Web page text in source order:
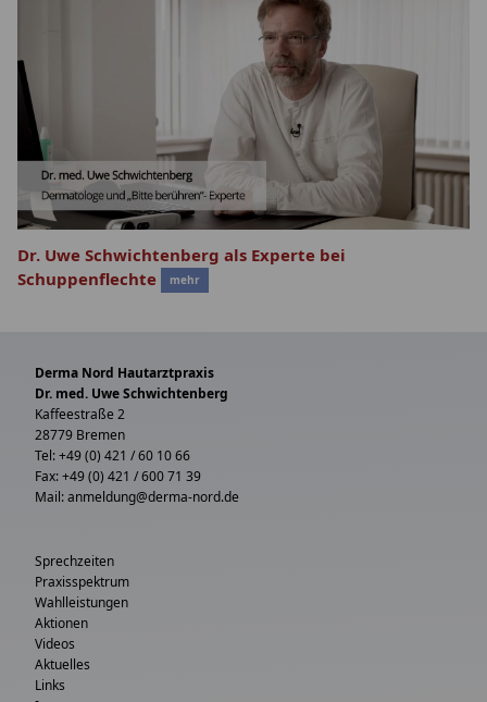
Dr. Uwe Schwichtenberg als Experte bei
Schuppenflechte
mehr
Derma Nord Hautarztpraxis
Dr. med. Uwe Schwichtenberg
Kaffeestraße 2
28779 Bremen
Tel: +49 (0) 421 / 60 10 66
Fax: +49 (0) 421 / 600 71 39
Mail:anmeldung@derma-nord.de
Sprechzeiten
Praxisspektrum
Wahlleistungen
Aktionen
Videos
Aktuelles
Links